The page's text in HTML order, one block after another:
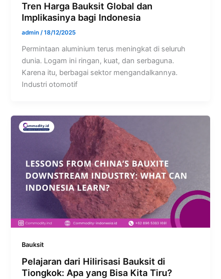
Tren Harga Bauksit Global dan
Implikasinya bagi Indonesia
admin/18/12/2025
Permintaan aluminium terus meningkat di seluruh
dunia. Logam ini ringan, kuat, dan serbaguna.
Karena itu, berbagai sektor mengandalkannya.
Industri otomotif
Bauksit
Pelajaran dari Hilirisasi Bauksit di
Tiongkok: Apa yang Bisa Kita Tiru?